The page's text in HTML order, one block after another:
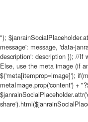
");
message': message, 'data-
description': description }); //If
Else, use the meta image (if
$('meta[itemprop=image]');
metaImage.prop('content') +